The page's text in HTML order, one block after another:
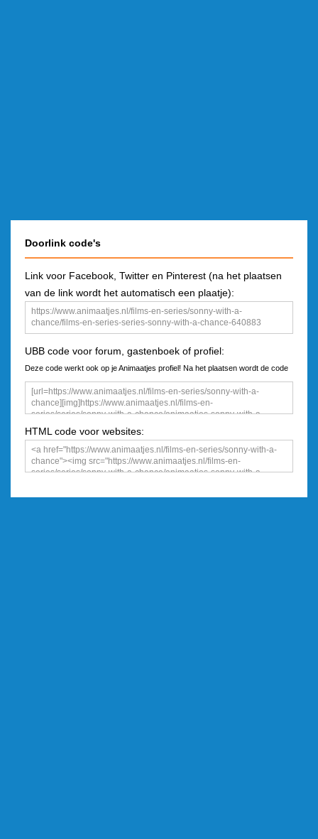
Doorlink code's
Link voor Facebook, Twitter en Pinterest (na het plaatsen
van de link wordt het automatisch een plaatje):
UBB code voor forum, gastenboek of profiel:
Deze code werkt ook op je Animaatjes profiel! Na het plaatsen wordt de code
HTML code voor websites: